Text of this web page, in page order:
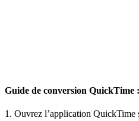
Guide de conversion QuickTime :
1. Ouvrez l’application QuickTime